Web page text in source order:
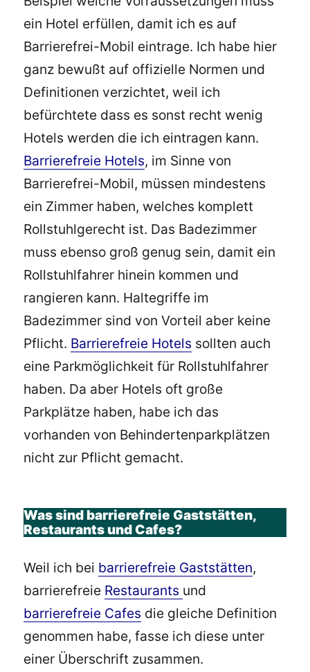
ein Hotel erfüllen, damit ich es auf
Barrierefrei-Mobil eintrage. Ich habe hier
ganz bewußt auf offizielle Normen und
Definitionen verzichtet, weil ich
befürchtete dass es sonst recht wenig
Hotels werden die ich eintragen kann.
Barrierefreie Hotels, im Sinne von
Barrierefrei-Mobil, müssen mindestens
ein Zimmer haben, welches komplett
Rollstuhlgerecht ist. Das Badezimmer
muss ebenso groß genug sein, damit ein
Rollstuhlfahrer hinein kommen und
rangieren kann. Haltegriffe im
Badezimmer sind von Vorteil aber keine
Pflicht. Barrierefreie Hotels sollten auch
eine Parkmöglichkeit für Rollstuhlfahrer
haben. Da aber Hotels oft große
Parkplätze haben, habe ich das
vorhanden von Behindertenparkplätzen
nicht zur Pflicht gemacht.
Was sind barrierefreie Gaststätten,
Restaurants und Cafes?
Weil ich bei barrierefreie Gaststätten,
barrierefreie Restaurants und
barrierefreie Cafes die gleiche Definition
genommen habe, fasse ich diese unter
einer Überschrift zusammen.